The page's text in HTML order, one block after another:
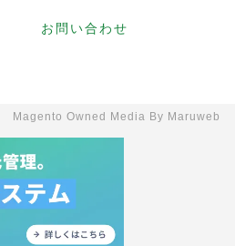
お問い合わせ
Magento Owned Media By Maruweb